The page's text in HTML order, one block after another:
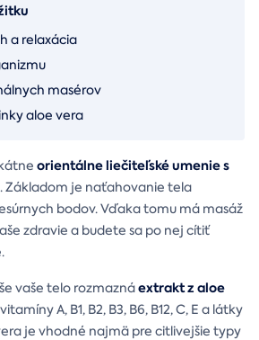
a relaxácia
masérov
aloe vera
orientálne liečiteľské umenie s
. Základom je naťahovanie tela
bodov. Vďaka tomu má masáž
zdravie a budete sa po nej cítiť
vaše telo rozmaznáextrakt z aloe
A, B1, B2, B3, B6, B12, C, E a látky
je vhodné najmä pre citlivejšie typy